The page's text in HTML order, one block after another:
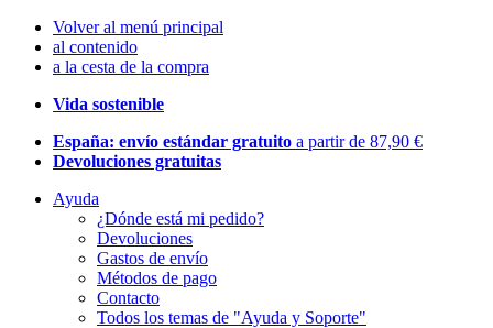
Volver al menú principal
al contenido
a la cesta de la compra
Vida sostenible
España: envío estándar gratuito a partir de 87,90 €
Devoluciones gratuitas
Ayuda
¿Dónde está mi pedido?
Devoluciones
Gastos de envío
Métodos de pago
Contacto
Todos los temas de "Ayuda y Soporte"